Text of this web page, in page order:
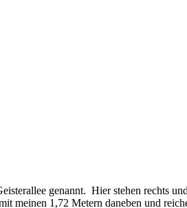
genannt. Hier stehen rechts
meinen 1,72 Metern daneben und